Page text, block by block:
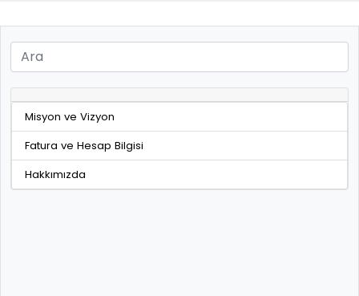
Misyon ve Vizyon
Fatura ve Hesap Bilgisi
Hakkımızda